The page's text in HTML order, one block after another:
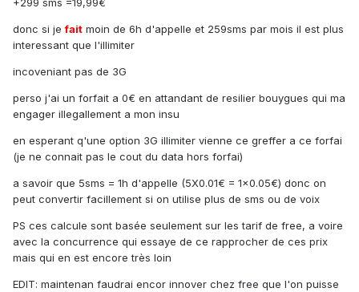
+299 sms =19,99€
donc si jefait moin de 6h d'appelle et 259sms par mois il est plus
interessant que l'illimiter
incoveniant pas de 3G
perso j'ai un forfait a 0€ en attandant de resilier bouygues qui ma
engager illegallement a mon insu
en esperant q'une option 3G illimiter vienne ce greffer a ce forfai
(je ne connait pas le cout du data hors forfai)
a savoir que 5sms = 1h d'appelle (5X0.01€ = 1x0.05€) donc on
peut convertir facillement si on utilise plus de sms ou de voix
PS ces calcule sont basée seulement sur les tarif de free, a voire
avec la concurrence qui essaye de ce rapprocher de ces prix
mais qui en est encore très loin
EDIT: maintenan faudrai encor innover chez free que l'on puisse